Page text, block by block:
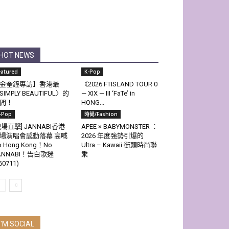
HOT NEWS
金奎鐘專訪】香港最
SIMPLY BEAUTIFUL〉的
！
K-Pop
《2026 FTISLAND TOUR 0
— XIX — III ‘FaTe’ in
HONG...
Pop
場直擊] JANNABI香港
演唱會感動落幕 高喊
Hong Kong！No
！告白歌迷
時尚/Fashion
APEE × BABYMONSTER ：
2026 年度強勢引爆的
Ultra – Kawaii 街頭時尚聯
乘
I'M SOCIAL